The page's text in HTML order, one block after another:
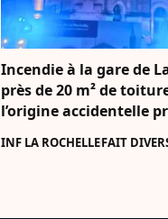
Incendie à la gare de
près de 20 m² de
l’origine accidentelle
INF LA ROCHELLEFAIT